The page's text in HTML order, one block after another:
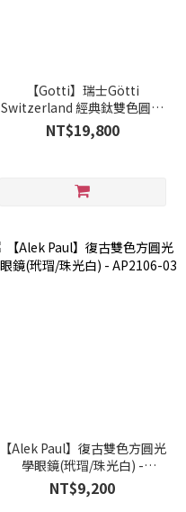
【Gotti】瑞士Götti
Switzerland 經典鈦雙色圓框
光學眼鏡 - ALEA_GLB-GR
NT$19,800
【Alek Paul】復古雙色方圓光
學眼鏡(玳瑁/珠光白) -
AP2106-03
NT$9,200